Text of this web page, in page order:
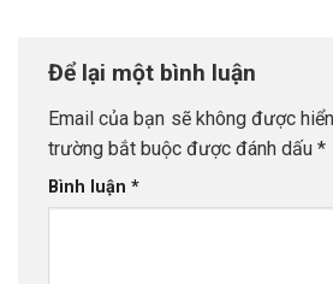
Để lại một bình luận
Email của bạn sẽ không được
trường bắt buộc được đánh dấu *
Bình luận *